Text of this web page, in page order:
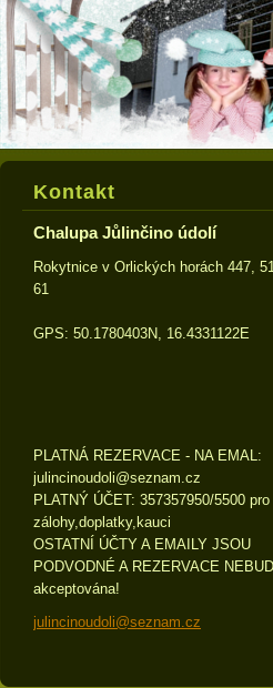
Kontakt
Chalupa Jůlinčino údolí
Rokytnice v Orlických horách 447,
61
GPS: 50.1780403N, 16.4331122E
PLATNÁ REZERVACE - NA EMAL:
julincinoudoli@seznam.cz
PLATNÝ ÚČET: 357357950/5500 pro
zálohy,doplatky,kauci
OSTATNÍ ÚČTY A EMAILY JSOU
PODVODNÉ A REZERVACE
akceptována!
julincinoudoli@seznam.cz